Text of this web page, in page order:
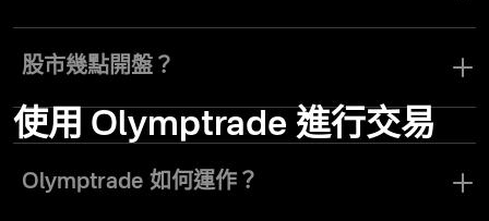
Olymptrade，我們提供的不僅僅是貨幣對，您也能輕鬆查詢各資產
的交易時段。只需在資產清單中點一下資產旁的資訊圖示，然後選
擇「時段表」，即可查看該資產可交易的時間。
股市幾點開盤？
某些股票僅在全球特定的證券交易所交易，因此你需要留意各交易
所的開市時間，才能交易這些股票。幸運的是，你可以在
訊圖示，然後選擇「時段表」，即可查看該資產是否已關閉，以及
使用 Olymptrade 進行交易
Olymptrade 如何運作？